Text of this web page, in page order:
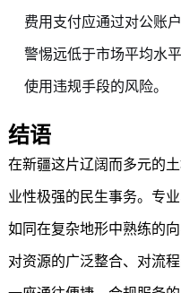
费用支付应通过对公账
警惕远低于市场平均水
使用违规手段的风险。
结语
在新疆这片辽阔而多元的
业性极强的民生事务。专
如同在复杂地形中熟练的
对资源的广泛整合、对流